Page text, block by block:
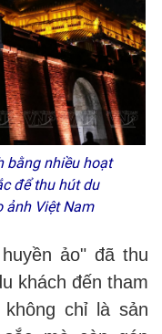
bằng nhiều hoạt
để thu hút du
ảnh Việt Nam
ảo" đã thu
khách đến tham
chỉ là sản